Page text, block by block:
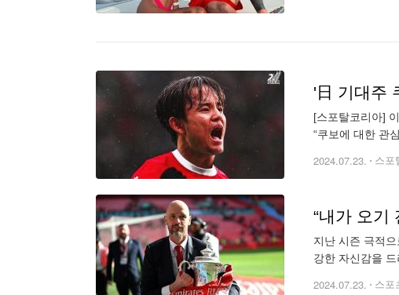
'日 기대주
[스포탈코리아]
“쿠보에 대한 관
2024.07.23. 스포
지난 시즌 극적
강한 자신감을
2024.07.23. 스포